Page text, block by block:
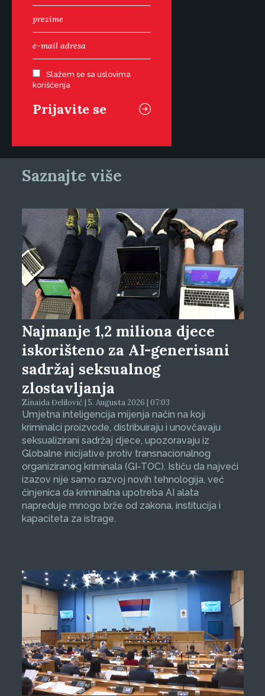
Slažem se sa uslovima
korišćenja
Saznajte više
Najmanje 1,2 miliona djece
iskorišteno za AI-generisani
sadržaj seksualnog
zlostavljanja
Zinaida Đelilović | 5. Augusta 2026 | 07:03
Umjetna inteligencija mijenja način na koji
kriminalci proizvode, distribuiraju i unovčavaju
seksualizirani sadržaj djece, upozoravaju iz
Globalne inicijative protiv transnacionalnog
organiziranog kriminala (GI-TOC). Ističu da najveći
izazov nije samo razvoj novih tehnologija, već
činjenica da kriminalna upotreba AI alata
napreduje mnogo brže od zakona, institucija i
kapaciteta za istrage.